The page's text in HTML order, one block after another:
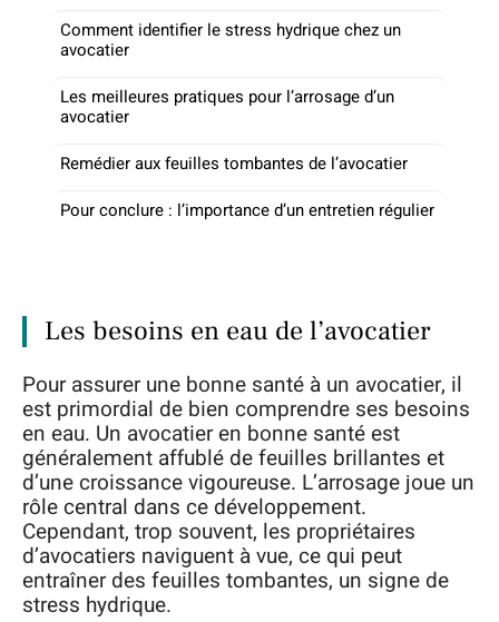
Comment identifier le stress hydrique chez un
avocatier
Les meilleures pratiques pour l’arrosage d’un
avocatier
Remédier aux feuilles tombantes de l’avocatier
Pour conclure : l’importance d’un entretien régulier
Les besoins en eau de l’avocatier
Pour assurer une bonne santé à un avocatier, il
est primordial de bien comprendre ses besoins
en eau. Un avocatier en bonne santé est
généralement affublé de feuilles brillantes et
d’une croissance vigoureuse. L’arrosage joue un
rôle central dans ce développement.
Cependant, trop souvent, les propriétaires
d’avocatiers naviguent à vue, ce qui peut
entraîner des feuilles tombantes, un signe de
stress hydrique.